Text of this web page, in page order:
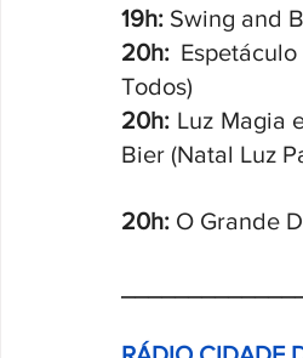
19h: Swing and
20h:
Todos)
20h: Luz Magia
Bier (Natal Luz
20h: O Grande